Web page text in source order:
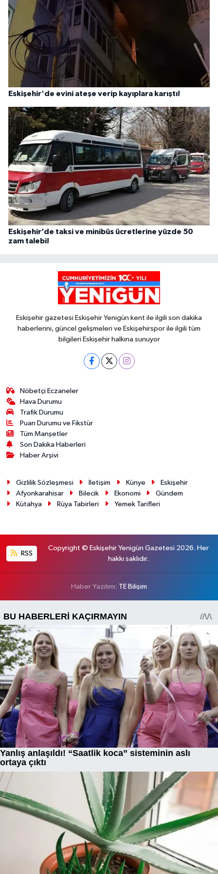
Eskişehir'de evini ateşe verip kayıplara karıştı!
Eskişehir’de taksi ve minibüs ücretlerine yüzde 50
zam talebi!
Eskişehir gazetesi Eskişehir Yenigün kent ile ilgili son dakika
haberlerini, güncel gelişmeleri ve Eskişehirspor ile ilgili tüm
bilgileri Eskişehir halkına sunuyor
Nöbetçi Eczaneler
Hava Durumu
Trafik Durumu
Puan Durumu ve Fikstür
Tüm Manşetler
Son Dakika Haberleri
Haber Arşivi
Gizlilik Sözleşmesi İletişim Künye
Eskişehir
Afyonkarahisar
Bilecik Ekonomi
Gündem
Kütahya
Rüya Tabirleri Yemek Tarifleri
RSS
Copyright © Eskişehir Yenigün Gazetesi 2026. Her
hakkı saklıdır.
Haber Yazılımı: TE Bilişim